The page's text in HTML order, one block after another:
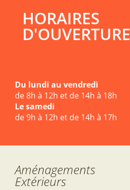
HORAIRES
D'OUVERTURE
Du lundi au vendredi
de 8h à 12h et de 14h à 18h
Le samedi
de 9h à 12h et de 14h à 17h
Aménagements
Extérieurs